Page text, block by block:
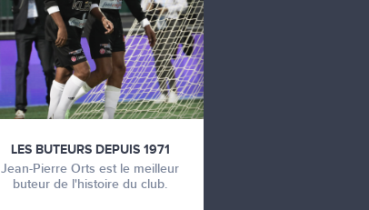
LES BUTEURS DEPUIS 1971
Jean-Pierre Orts est le meilleur
buteur de l'histoire du club.